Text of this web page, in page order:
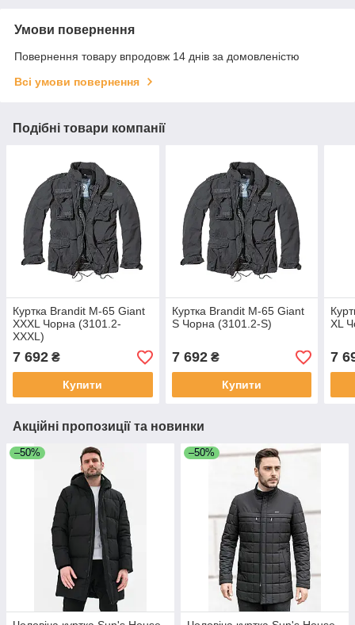
Умови повернення
Повернення товару впродовж 14 днів за домовленістю
Всі умови повернення
Подібні товари компанії
Куртка Brandit M-65 Giant
XXXL Чорна (3101.2-
XXXL)
7 692 ₴
Купити
Куртка Brandit M-65 Giant
S Чорна (3101.2-S)
7 692₴
Купити
XL
7
Акційні пропозиції та новинки
–50% –50%